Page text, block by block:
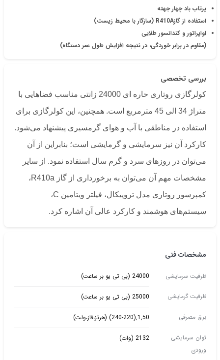
پرتاب باد چهار جهته
استفاده از گازR410A (سازگار با محیط زیست)
اواپراتور و کندانسور طلایی
(مقاوم در برابر خوردگی، در نتیجه افزایش طول عمر دستگاه)
بررسی تخصصی
کولرگازی روتاری حاره ای 24000 زانتی مناسب فضاهایی با
متراژ 34 الی 45 مترمربع است. همچنین، این کولرگازی برای
استفاده در مناطقی با آب و هوای گرمسیری پیشنهاد می‌شود.
کارکرد آن نیز سرمایشی و گرمایشی است؛ بنابراین از آن
می‌توان در روزهای سرد و گرم سال استفاده نمود. از سایر
مشخصات مهم آن می‌توان به برخورداری از گاز R410a،
کمپرسور روتاری مدل تروپیکال، فیلتر ویتامین C،
سیستم‌های هوشمند و کارکرد عالی آن اشاره کرد.
مشخصات فنی
ظرفیت سرمایشی 24000 (بی تی یو بر ساعت)
ظرفیت گرمایشی 25000 (بی تی یو بر ساعت)
برق مصرفی 1,50,(240-220) (هرتز،فاز،ولت)
توان سرمایشی
ورودی
2132 (وات)